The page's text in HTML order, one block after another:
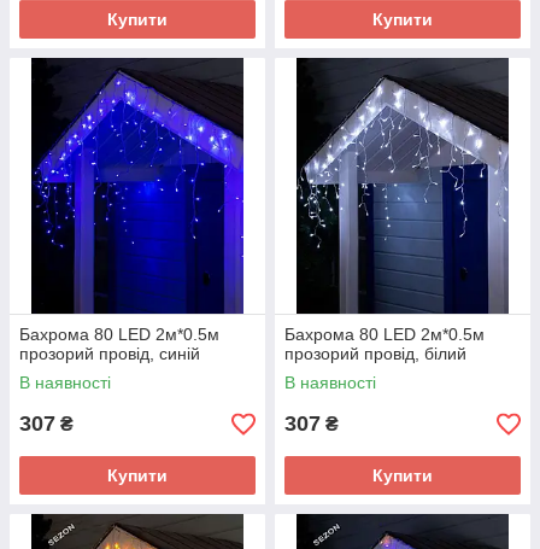
Купити Купити
Бахрома 80 LED 2м*0.5м
прозорий провід, синій
В наявності
307 ₴
Купити
Бахрома 80 LED 2м*0.5м
прозорий провід, білий
В наявності
307 ₴
Купити